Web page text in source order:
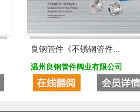
良钢管件《不锈钢管件...
温州良钢管件阀业有限公司